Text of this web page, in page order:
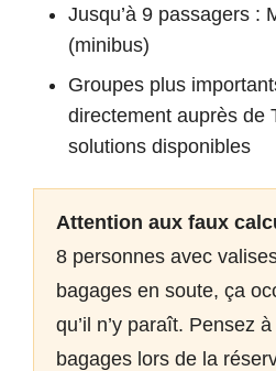
Jusqu’à 9 passagers :
(minibus)
Groupes plus
directement auprès de
solutions disponibles
Attention aux faux
8 personnes avec
bagages en soute, ça
qu’il n’y paraît. Pensez
bagages lors de la